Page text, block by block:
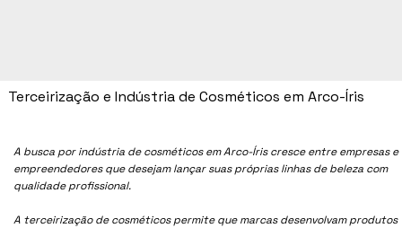
A busca por indústria de cosméticos emArco-Íriscresce entre empresas e
empreendedores que desejam lançar suas próprias linhas de beleza com
qualidade profissional.
A terceirização de cosméticos permite que marcas desenvolvam produtos
Terceirização e Indústria de Cosméticos em Arco-Íris